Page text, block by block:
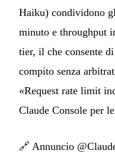
Haiku) condividono
minuto e throughput
tier, il che consente
compito senza
«Request rate limit
Claude Console per
🔗 Annuncio